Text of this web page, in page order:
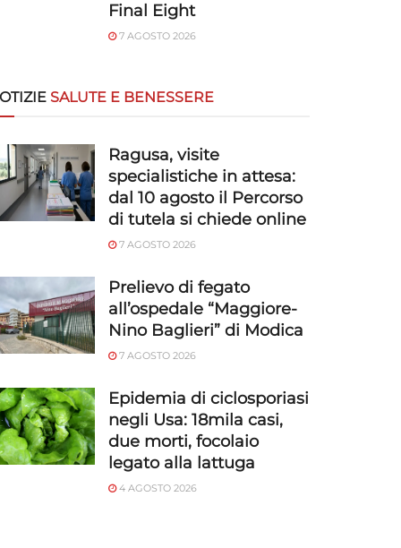
Final Eight
7 AGOSTO 2026
SALUTE E BENESSERE
Ragusa, visite
specialistiche in attesa:
dal 10 agosto il Percorso
di tutela si chiede online
7 AGOSTO 2026
Prelievo di fegato
all’ospedale “Maggiore-
Nino Baglieri” di Modica
7 AGOSTO 2026
Epidemia di ciclosporiasi
negli Usa: 18mila casi,
due morti, focolaio
legato alla lattuga
4 AGOSTO 2026